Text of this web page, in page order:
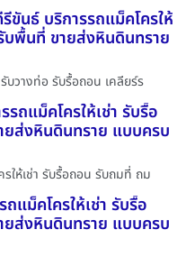
ขันธ์ บริการรถแม็คโครให้
พื้นที่ ขายส่งหินดินทราย
บวางท่อ รับรื้อถอน เคลียร์ร
รถแม็คโครให้เช่า รับรื้อ
ส่งหินดินทราย แบบครบ
รให้เช่า รับรื้อถอน รับถมที่ ถม
แม็คโครให้เช่า รับรื้อ
ส่งหินดินทราย แบบครบ